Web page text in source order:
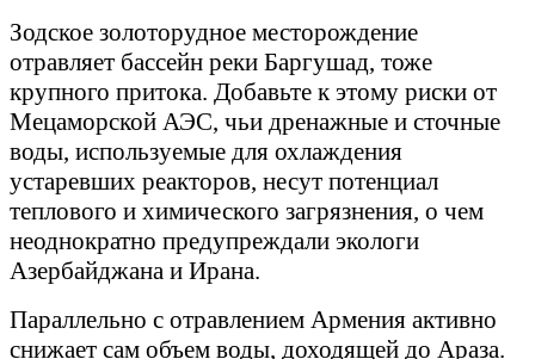
Зодское золоторудное месторождение
отравляет бассейн реки Баргушад, тоже
крупного притока. Добавьте к этому риски от
Мецаморской АЭС, чьи дренажные и сточные
воды, используемые для охлаждения
устаревших реакторов, несут потенциал
теплового и химического загрязнения, о чем
неоднократно предупреждали экологи
Азербайджана и Ирана.
Параллельно с отравлением Армения активно
снижает сам объем воды, доходящей до Араза.